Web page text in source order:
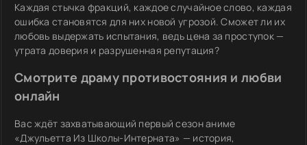
Каждая стычка фракций, каждое случайное слово, каждая
ошибка становятся для них новой угрозой. Сможет ли их
любовь выдержать испытания, ведь цена за проступок —
утрата доверия и разрушенная репутация?
Смотрите драму противостояния и любви
онлайн
Вас ждёт захватывающий первый сезон аниме
«Джульетта Из Школы-Интерната» — история,